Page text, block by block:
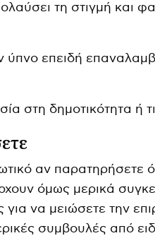
τη στιγμή και
ύπνο επειδή
στη δημοτικότητα ή
αν παρατηρήσετε
όμως μερικά
να μειώσετε την
συμβουλές από